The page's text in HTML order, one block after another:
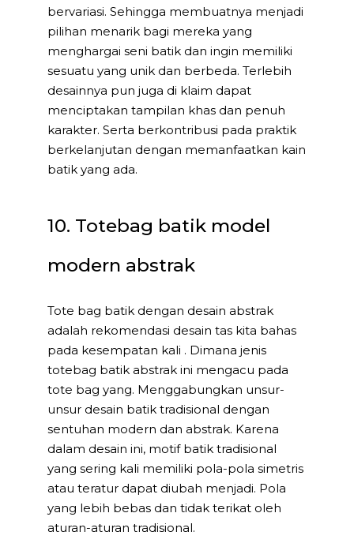
bervariasi. Sehingga membuatnya menjadi
pilihan menarik bagi mereka yang
menghargai seni batik dan ingin memiliki
sesuatu yang unik dan berbeda. Terlebih
desainnya pun juga di klaim dapat
menciptakan tampilan khas dan penuh
karakter. Serta berkontribusi pada praktik
berkelanjutan dengan memanfaatkan kain
batik yang ada.
10. Totebag batik model
modern abstrak
Tote bag batik dengan desain abstrak
adalah rekomendasi desain tas kita bahas
pada kesempatan kali . Dimana jenis
totebag batik abstrak ini mengacu pada
tote bag yang. Menggabungkan unsur-
unsur desain batik tradisional dengan
sentuhan modern dan abstrak. Karena
dalam desain ini, motif batik tradisional
yang sering kali memiliki pola-pola simetris
atau teratur dapat diubah menjadi. Pola
yang lebih bebas dan tidak terikat oleh
aturan-aturan tradisional.